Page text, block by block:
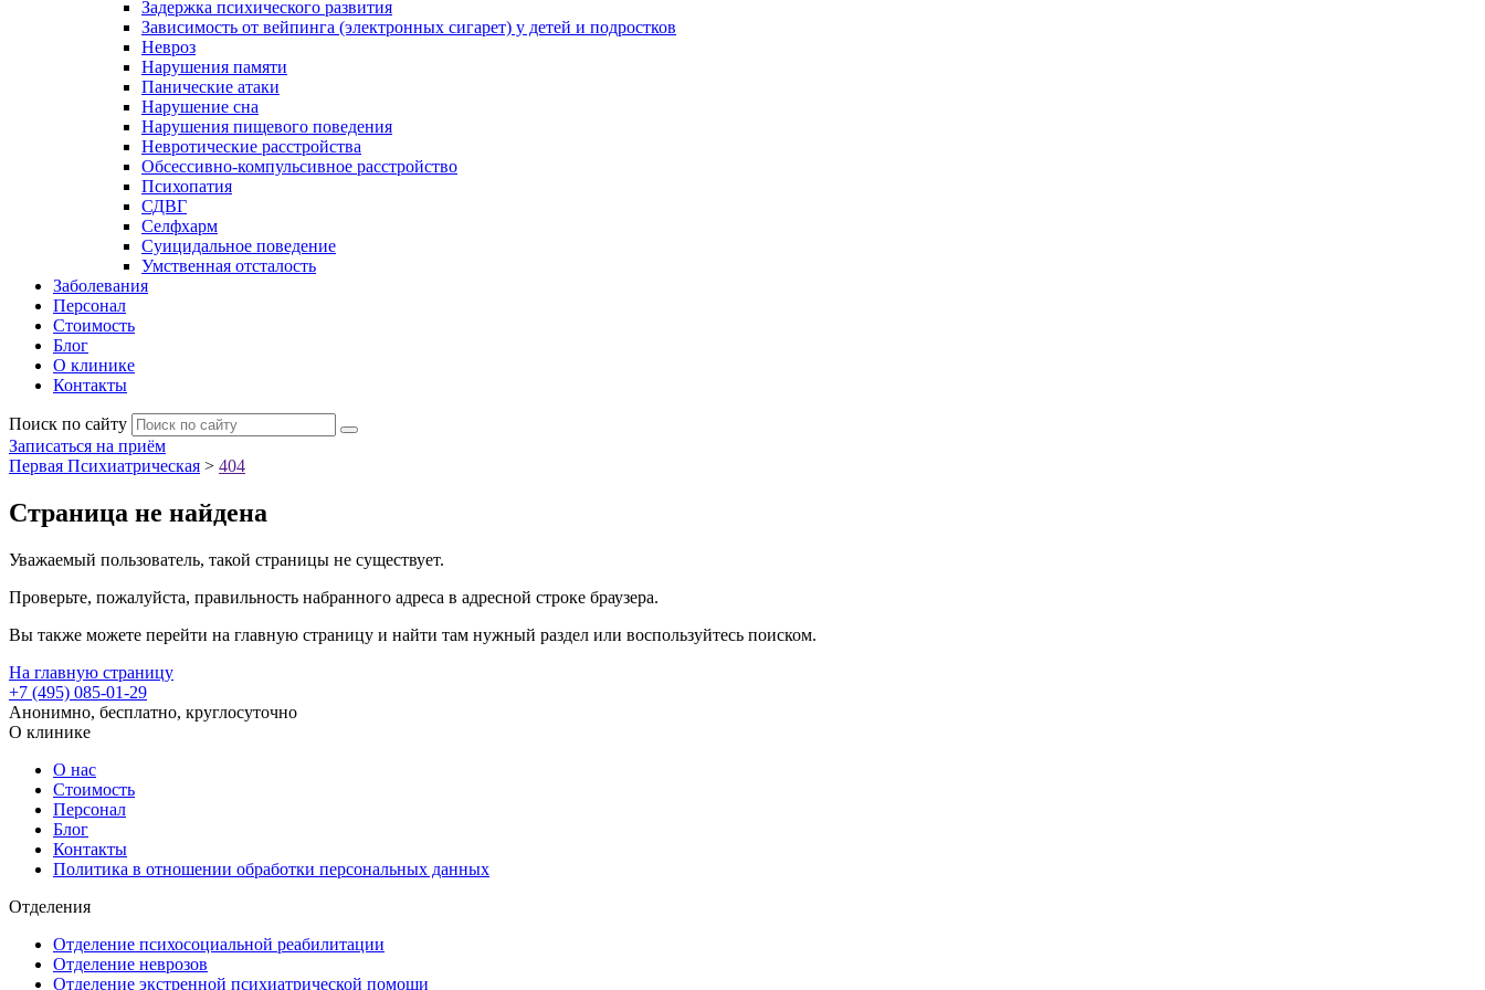
Задержка психического развития
Зависимость от вейпинга (электронных сигарет) у детей и подростков
Невроз
Нарушения памяти
Панические атаки
Нарушение сна
Нарушения пищевого поведения
Невротические расстройства
Обсессивно-компульсивное расстройство
Психопатия
СДВГ
Селфхарм
Суицидальное поведение
Умственная отсталость
Заболевания
Персонал
Стоимость
Блог
О клинике
Контакты
Поиск по сайту
Записаться на приём
Первая Психиатрическая > 404
Страница не найдена
Уважаемый пользователь, такой страницы не существует.
Проверьте, пожалуйста, правильность набранного адреса в адресной строке браузера.
Вы также можете перейти на главную страницу и найти там нужный раздел или воспользуйтесь поиском.
На главную страницу
+7 (495) 085-01-29
Анонимно, бесплатно, круглосуточно
О клинике
О нас
Стоимость
Персонал
Блог
Контакты
Политика в отношении обработки персональных данных
Отделения
Отделение психосоциальной реабилитации
Отделение неврозов
Отделение экстренной психиатрической помощи